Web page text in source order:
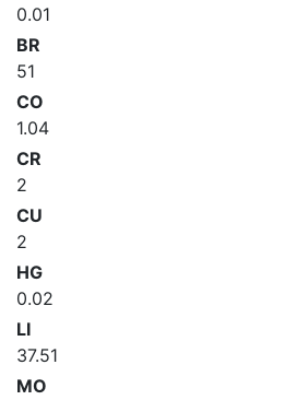
0.01
BR
51
CO
1.04
CR
2
CU
2
HG
0.02
LI
37.51
MO